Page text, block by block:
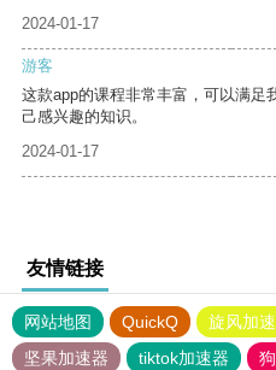
2024-01-17
游客
这款app的课程非常丰富，可以满足
己感兴趣的知识。
2024-01-17
友情链接
网站地图 QuickQ 旋风加
坚果加速器
tiktok加速器